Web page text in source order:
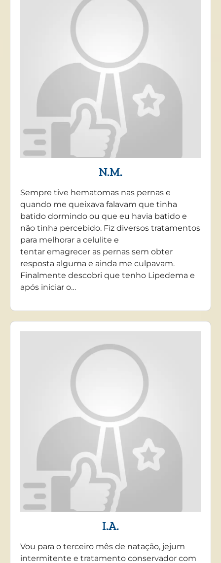
N.M.
Sempre tive hematomas nas pernas e
quando me queixava falavam que tinha
batido dormindo ou que eu havia batido e
não tinha percebido. Fiz diversos tratamentos
para melhorar a celulite e
tentar emagrecer as pernas sem obter
resposta alguma e ainda me culpavam.
Finalmente descobri que tenho Lipedema e
após iniciar o…
I.A.
Vou para o terceiro mês de natação, jejum
intermitente e tratamento conservador com